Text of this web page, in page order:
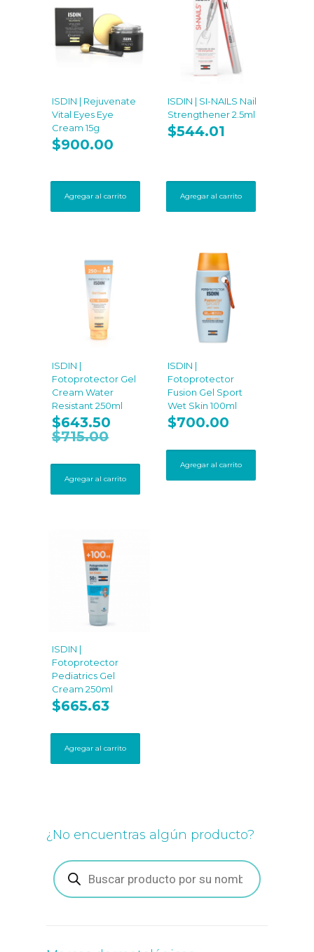
ISDIN | Rejuvenate
Vital Eyes Eye
Cream 15g
$900.00
Agregar al carrito
ISDIN | SI-NAILS Nail
Strengthener 2.5ml
$544.01
Agregar al carrito
ISDIN |
Fotoprotector Gel
Cream Water
Resistant 250ml
$643.50
$715.00
Agregar al carrito
ISDIN |
Fotoprotector
Fusion Gel Sport
Wet Skin 100ml
$700.00
Agregar al carrito
ISDIN |
Fotoprotector
Pediatrics Gel
Cream 250ml
$665.63
Agregar al carrito
¿No encuentras algún producto?
Búsqueda
de
productos